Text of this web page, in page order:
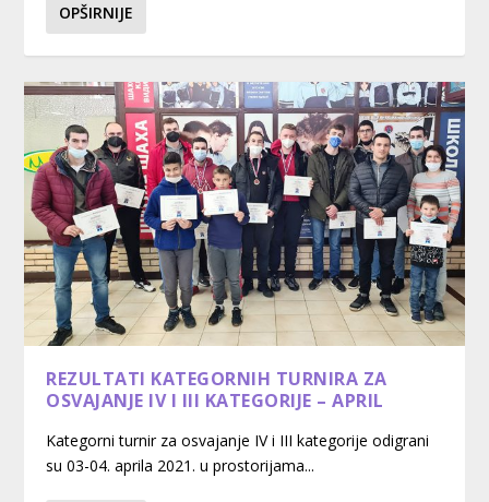
OPŠIRNIJE
REZULTATI KATEGORNIH TURNIRA ZA
OSVAJANJE IV I III KATEGORIJE – APRIL
Kategorni turnir za osvajanje IV i III kategorije odigrani
su 03-04. aprila 2021. u prostorijama...